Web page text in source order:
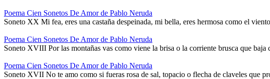
Poema Cien Sonetos De Amor de Pablo Neruda
Soneto XX Mi fea, eres una castaña despeinada, mi bella, eres hermosa como el
Poema Cien Sonetos De Amor de Pablo Neruda
Soneto XVIII Por las montañas vas como viene la brisa o la corriente brusca que
Poema Cien Sonetos De Amor de Pablo Neruda
Soneto XVII No te amo como si fueras rosa de sal, topacio o flecha de claveles que